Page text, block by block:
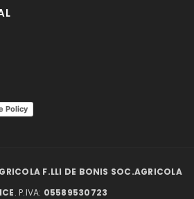
Policy
F.LLI DE BONIS SOC.AGRICOLA
. P.IVA: 05589530723